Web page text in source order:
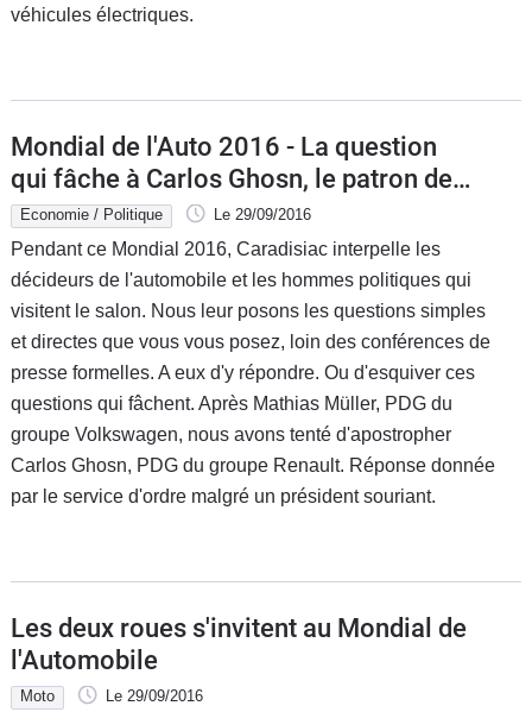
véhicules électriques.
Mondial de l'Auto 2016 - La question
qui fâche à Carlos Ghosn, le patron de
Renault-Nissan : "Remboursez-moi
mon Captur qui pollue trop selon
France 2".
Economie / Politique Le 29/09/2016
Pendant ce Mondial 2016, Caradisiac interpelle les
décideurs de l'automobile et les hommes politiques qui
visitent le salon. Nous leur posons les questions simples
et directes que vous vous posez, loin des conférences de
presse formelles. A eux d'y répondre. Ou d'esquiver ces
questions qui fâchent. Après Mathias Müller, PDG du
groupe Volkswagen, nous avons tenté d'apostropher
Carlos Ghosn, PDG du groupe Renault. Réponse donnée
par le service d'ordre malgré un président souriant.
Les deux roues s'invitent au Mondial de
l'Automobile
Moto Le 29/09/2016